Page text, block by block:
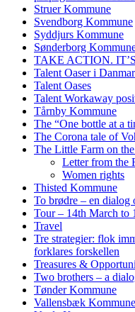
Struer Kommune
Svendborg Kommune
Syddjurs Kommune
Sønderborg
TAKE ACTION.
Talent Oaser i
Talent Oases
Talent Workaway
Tårnby Kommune
The “One bottle at a
The Corona tale of
The Little Farm on
Letter from the
Women rights
Thisted Kommune
To brødre – en dialog
Tour – 14th March to
Travel
Tre strategier: flok
forklares forskellen
Treasures &
Two brothers – a
Tønder Kommune
Vallensbæk Kommune